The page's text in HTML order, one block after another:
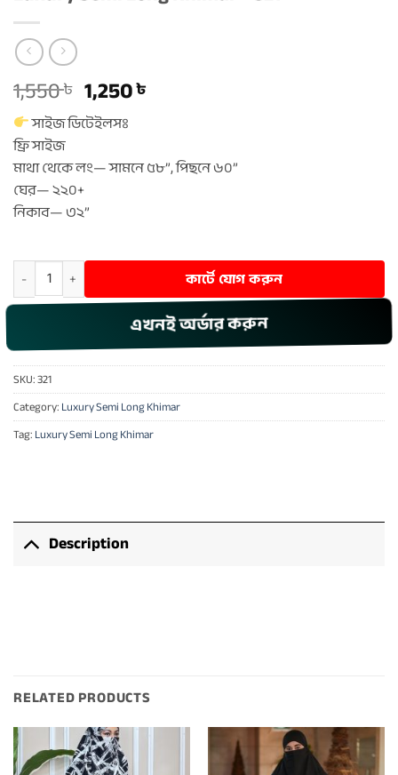
1,550৳ Original
price
was:
1,550 ৳ .
1,250৳
1,250 ৳ .
সাইজ ডিটেইলসঃ
ফ্রি সাইজ
মাথা থেকে লং— সামনে ৫৮”, পিছনে ৬০”
ঘের— ২২০+
নিকাব— ৩২”
Luxury Semi Long Khimar – 321 quantityকার্টে যোগ করুন
এখনই অর্ডার করুন
SKU:321
Category:Luxury Semi Long Khimar
Tag:Luxury Semi Long Khimar
Description
RELATED PRODUCTS